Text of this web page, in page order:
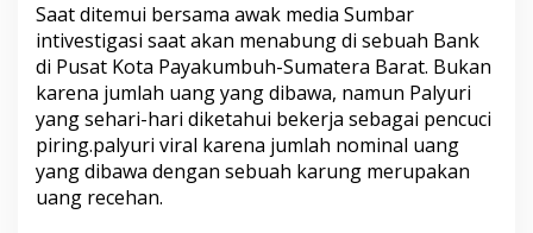
u
n
a
R
u
n
g
u
Saat ditemui bersama awak media Sumbar
intivestigasi saat akan menabung di sebuah Bank
di Pusat Kota Payakumbuh-Sumatera Barat. Bukan
karena jumlah uang yang dibawa, namun Palyuri
yang sehari-hari diketahui bekerja sebagai pencuci
piring.palyuri viral karena jumlah nominal uang
yang dibawa dengan sebuah karung merupakan
uang recehan.